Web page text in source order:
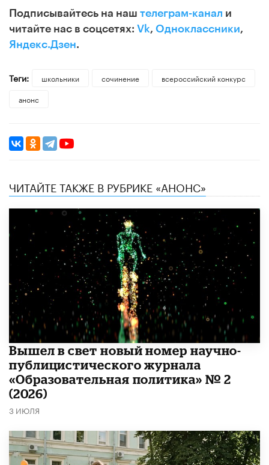
Подписывайтесь на наш телеграм-канал и
читайте нас в соцсетях: Vk, Одноклассники,
Яндекс.Дзен.
Теги: школьники сочинение
всероссийский конкурс
анонс
ЧИТАЙТЕ ТАКЖЕ В РУБРИКЕ «АНОНС»
Вышел в свет новый номер научно-
публицистического журнала
«Образовательная политика» № 2
(2026)
3 ИЮЛЯ